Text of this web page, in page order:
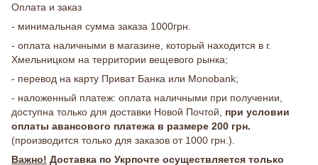
Оплата и заказ
- минимальная сумма заказа 1000грн.
- оплата наличными в магазине, который находится в г.
Хмельницком на территории вещевого рынка;
- перевод на карту Приват Банка или Monobank;
- наложенный платеж: оплата наличными при получении,
доступна только для доставки Новой Почтой, при условии
оплаты авансового платежа в размере 200 грн.
(производится только для заказов от 1000 грн.).
Важно! Доставка по Укрпочте осуществляется только